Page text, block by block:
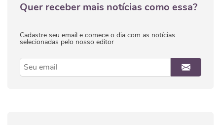
Quer receber mais notícias como essa?
Cadastre seu email e comece o dia com as notícias
selecionadas pelo nosso editor